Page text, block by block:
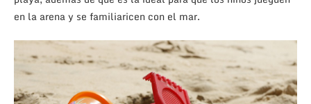
en la arena y se familiaricen con el mar.